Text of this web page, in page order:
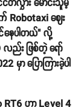
တလွှား မောင်းသူမဲ့
Robotaxi ဈေး
ေပါတယ်" လို့
ည်း ဖြစ်တဲ့ ရော်
ာ ပြောကြားခဲ့ပါ